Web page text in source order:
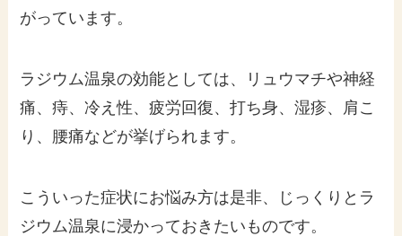
がっています。
ラジウム温泉の効能としては、リュウマチや神経
痛、痔、冷え性、疲労回復、打ち身、湿疹、肩こ
り、腰痛などが挙げられます。
こういった症状にお悩み方は是非、じっくりとラ
ジウム温泉に浸かっておきたいものです。